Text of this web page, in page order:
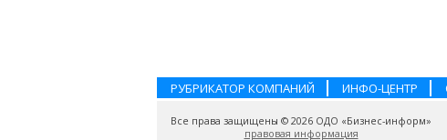
РУБРИКАТОР КОМПАНИЙ ИНФО-ЦЕНТР
Все права защищены © 2026 ОДО «Бизнес-информ»
правовая информация